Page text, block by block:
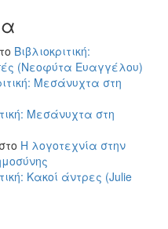
Βιβλιοκριτική:
(Νεοφύτα Ευαγγέλου)
Μεσάνυχτα στη
Μεσάνυχτα στη
στο Η λογοτεχνία στην
Κακοί άντρες (Julie